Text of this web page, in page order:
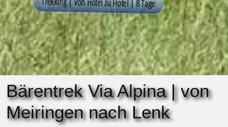
Bärentrek Via Alpina | von
Meiringen nach Lenk